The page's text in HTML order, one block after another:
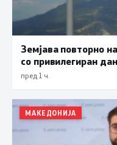
Земјава повторно
со привилегиран
пред 1 ч.
МАКЕДОНИЈА